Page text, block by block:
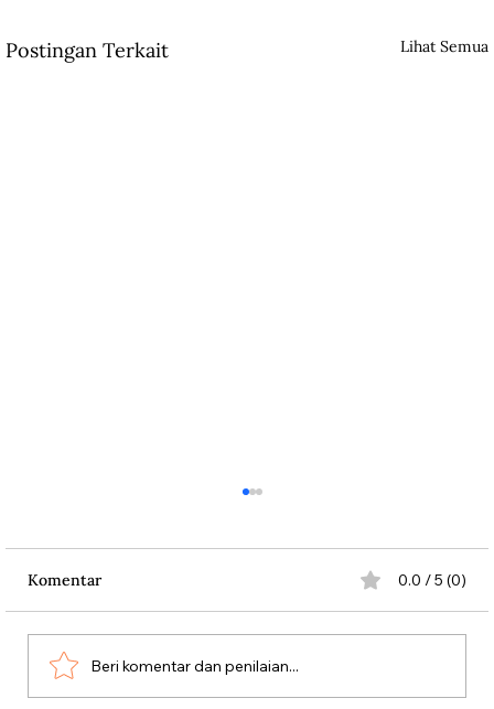
Postingan Terkait Lihat Semua
Persatuan Perjuangan
Komentar 0.0 / 5 (0)
Beri komentar dan penilaian...